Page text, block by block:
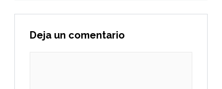
Deja un comentario